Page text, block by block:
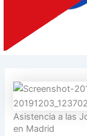
Asistencia a las
en Madrid